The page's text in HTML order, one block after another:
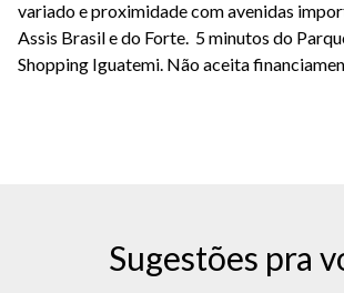
variado e proximidade com avenidas
Assis Brasil e do Forte. 5 minutos do
Shopping Iguatemi. Não aceita
Sugestões pra